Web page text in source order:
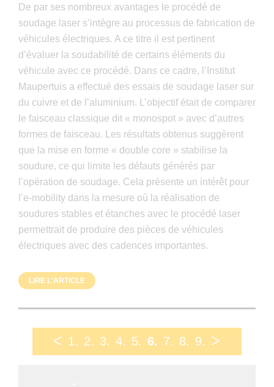
De par ses nombreux avantages le procédé de
soudage laser s’intègre au processus de fabrication de
véhicules électriques. A ce titre il est pertinent
d’évaluer la soudabilité de certains éléments du
véhicule avec ce procédé. Dans ce cadre, l’Institut
Maupertuis a effectué des essais de soudage laser sur
du cuivre et de l’aluminium. L’objectif était de comparer
le faisceau classique dit « monospot » avec d’autres
formes de faisceau. Les résultats obtenus suggèrent
que la mise en forme « double core » stabilise la
soudure, ce qui limite les défauts générés par
l’opération de soudage. Cela présente un intérêt pour
l’e-mobility dans la mesure où la réalisation de
soudures stables et étanches avec le procédé laser
permettrait de produire des pièces de véhicules
électriques avec des cadences importantes.
LIRE L'ARTICLE
ᐸ 1 2 3 4 5 6 7 8 9 ᐳ